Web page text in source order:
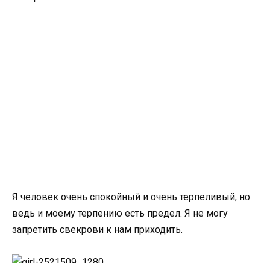
Я человек очень спокойный и очень терпеливый, но
ведь и моему терпению есть предел. Я не могу
запретить свекрови к нам приходить.